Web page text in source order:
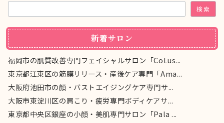
検索
新着サロン
福岡市の肌質改善専門フェイシャルサロン「CoLus...
東京都江東区の筋膜リリース・産後ケア専門「Ama...
大阪府池田市の顔・バストエイジングケア専門サ...
大阪市東淀川区の肩こり・疲労専門ボディケアサ...
東京都中央区銀座の小顔・美肌専門サロン「Pala ...